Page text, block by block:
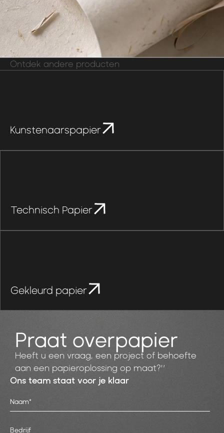
Ontdek andere producten
Kunstenaarspapier
Technisch Papier
Gekleurd papier
Praat overpapier
Heeft u een vraag, een project of behoefte
aan een papieroplossing op maat?”
Ons team staat voor je klaar